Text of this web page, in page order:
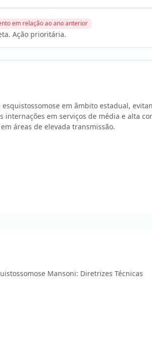
em relação ao ano anterior
Ação prioritária.
em âmbito estadual,
internações em serviços de média e alta
áreas de elevada transmissão.